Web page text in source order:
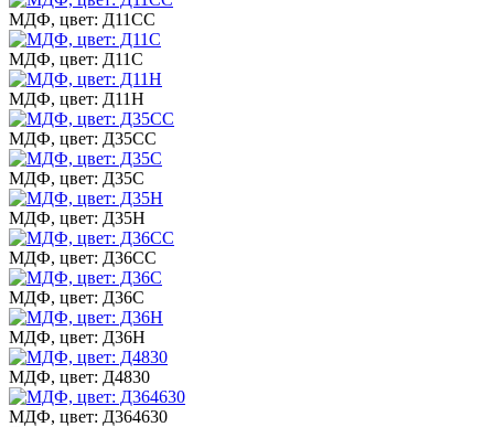
МДФ, цвет: Д11СС
МДФ, цвет: Д11С
МДФ, цвет: Д11Н
МДФ, цвет: Д35СС
МДФ, цвет: Д35С
МДФ, цвет: Д35Н
МДФ, цвет: Д36СС
МДФ, цвет: Д36С
МДФ, цвет: Д36Н
МДФ, цвет: Д4830
МДФ, цвет: Д364630